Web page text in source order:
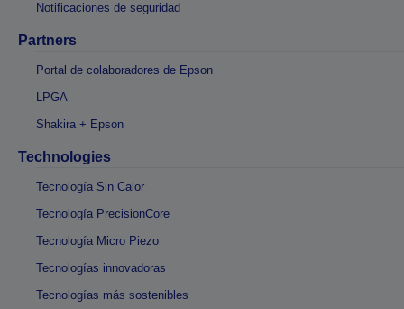
Notificaciones de seguridad
Partners
Portal de colaboradores de Epson
LPGA
Shakira + Epson
Technologies
Tecnología Sin Calor
Tecnología PrecisionCore
Tecnología Micro Piezo
Tecnologías innovadoras
Tecnologías más sostenibles